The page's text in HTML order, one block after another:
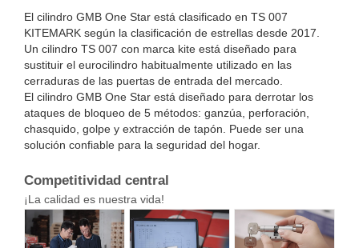
El cilindro GMB One Star está clasificado en TS 007
KITEMARK según la clasificación de estrellas desde 2017.
Un cilindro TS 007 con marca kite está diseñado para
sustituir el eurocilindro habitualmente utilizado en las
cerraduras de las puertas de entrada del mercado.
El cilindro GMB One Star está diseñado para derrotar los
ataques de bloqueo de 5 métodos: ganzúa, perforación,
chasquido, golpe y extracción de tapón. Puede ser una
solución confiable para la seguridad del hogar.
Competitividad central
¡La calidad es nuestra vida!